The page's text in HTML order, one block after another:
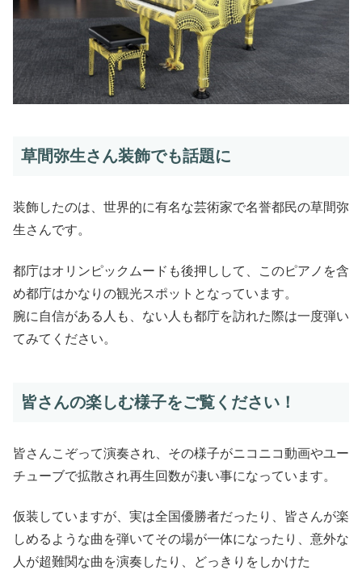
草間弥生さん装飾でも話題に
装飾したのは、世界的に有名な芸術家で名誉都民の草間弥
生さんです。
都庁はオリンピックムードも後押しして、このピアノを含
め都庁はかなりの観光スポットとなっています。
腕に自信がある人も、ない人も都庁を訪れた際は一度弾い
てみてください。
皆さんの楽しむ様子をご覧ください！
皆さんこぞって演奏され、その様子がニコニコ動画やユー
チューブで拡散され再生回数が凄い事になっています。
仮装していますが、実は全国優勝者だったり、皆さんが楽
しめるような曲を弾いてその場が一体になったり、意外な
人が超難関な曲を演奏したり、どっきりをしかけた